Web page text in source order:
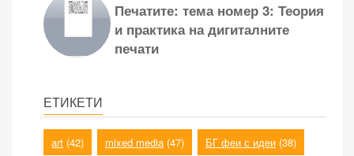
Печатите: тема номер 3: Теория
и практика на дигиталните
печати
ЕТИКЕТИ
art (42) mixed media (47) БГ феи с идеи (38)